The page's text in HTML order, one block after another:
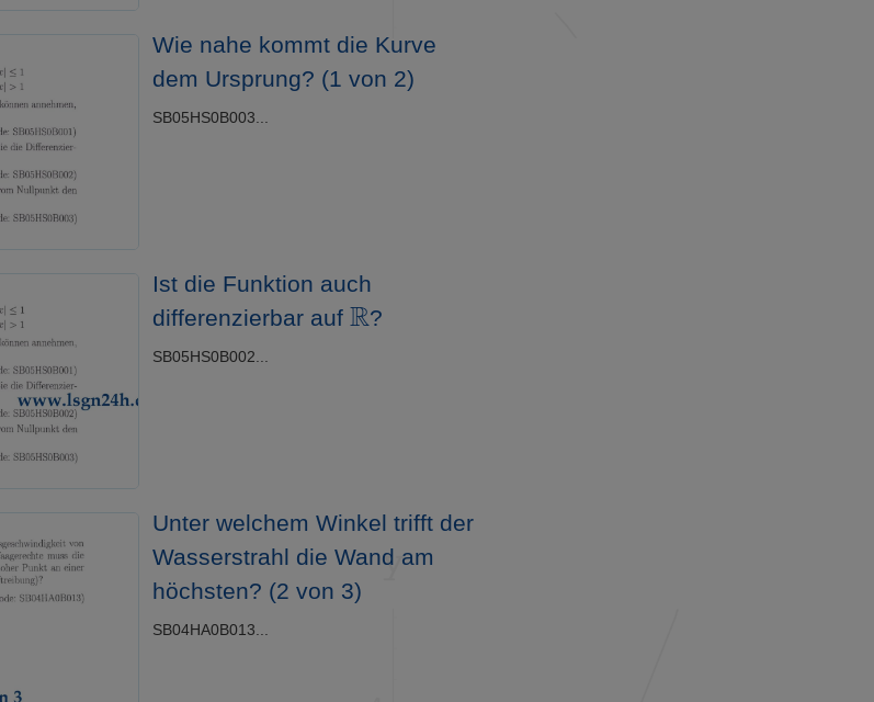
Wie nahe kommt die Kurve
dem Ursprung? (1 von 2)
SB05HS0B003...
Ist die Funktion auch
differenzierbar auf
R
?
SB05HS0B002...
Unter welchem Winkel trifft der
Wasserstrahl die Wand am
höchsten? (2 von 3)
SB04HA0B013...